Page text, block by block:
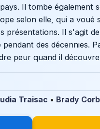
Il tombe également
selon elle, qui a voué
présentations. Il s'agit
des décennies.
peur quand il
Traisac • Brady